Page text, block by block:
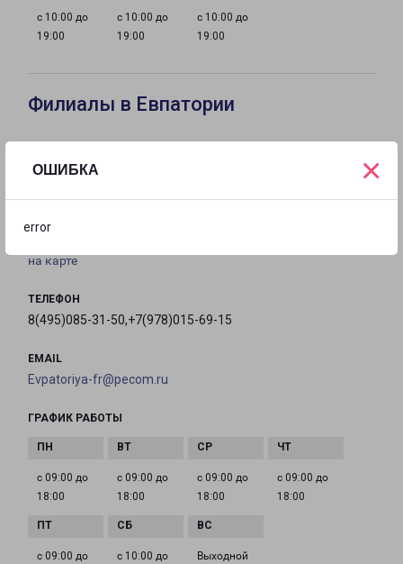
ОШИБКА
error
×
с 10:00 до
19:00
с 10:00 до
19:00
с 10:00 до
19:00
Филиалы в Евпатории
Россия, Республика Крым, Сакский район,
Суворовское сельское поселение, село Лиманное,
на карте
ТЕЛЕФОН
8(495)085-31-50,+7(978)015-69-15
EMAIL
Evpatoriya-fr@pecom.ru
ГРАФИК РАБОТЫ
с 09:00 до
18:00
с 09:00 до
18:00
с 09:00 до
18:00
с 09:00 до
18:00
с 09:00 до
с 10:00 до
Выходной